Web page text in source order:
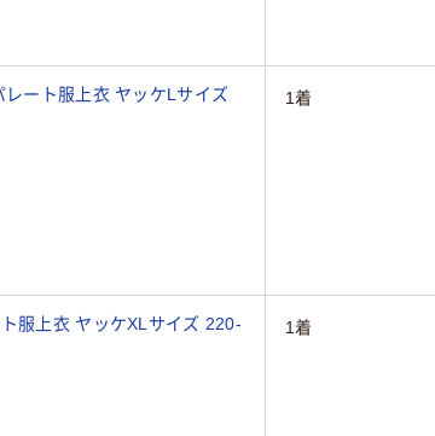
ート服上衣 ヤッケLサイズ
1着
服上衣 ヤッケXLサイズ 220-
1着